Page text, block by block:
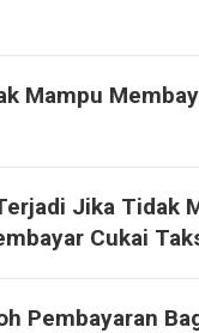
Mampu
Jika Tidak
Cukai
Pembayaran